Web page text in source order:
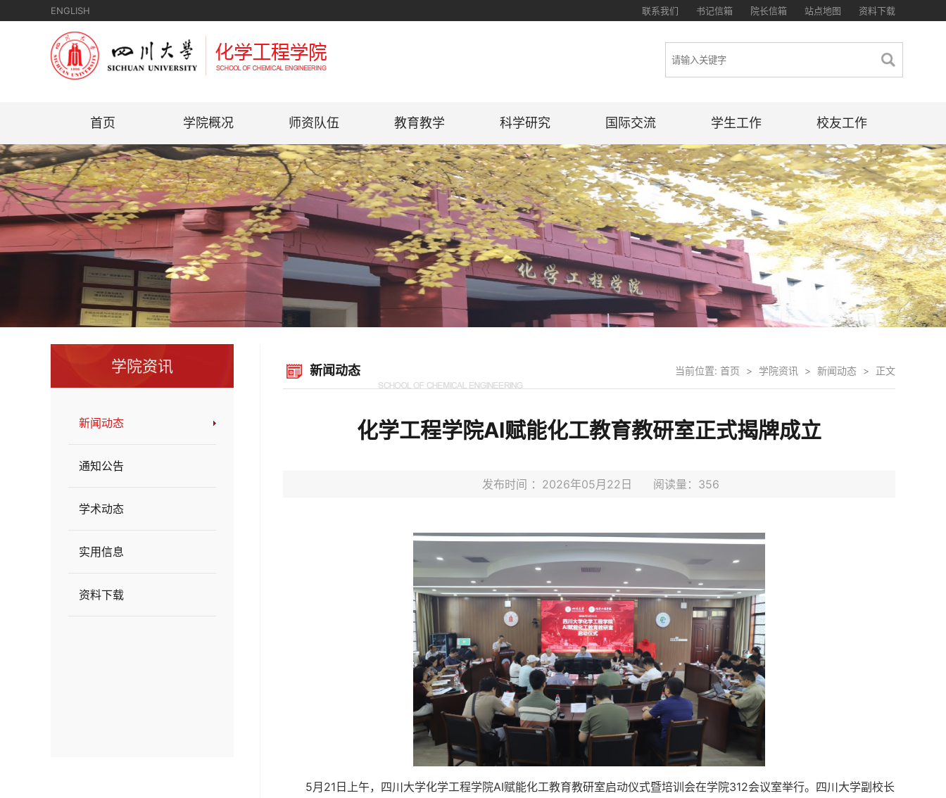
ENGLISH 资料下载
站点地图
院长信箱
书记信箱
联系我们
首页 学院概况 师资队伍 教育教学 科学研究 国际交流 学生工作 校友工作
学院资讯
新闻动态
通知公告
学术动态
实用信息
资料下载
新闻动态 当前位置: 首页 > 学院资讯 > 新闻动态 > 正文
化学工程学院AI赋能化工教育教研室正式揭牌成立
发布时间 ：2026年05月22日 阅读量： 356
5月21日上午，四川大学化学工程学院AI赋能化工教育教研室启动仪式暨培训会在学院312会议室举行。四川大学副校长